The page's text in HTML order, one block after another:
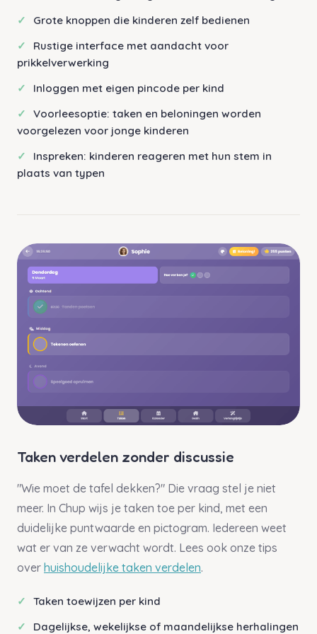
Grote knoppen die kinderen zelf bedienen
Rustige interface met aandacht voor
prikkelverwerking
Inloggen met eigen pincode per kind
Voorleesoptie: taken en beloningen worden
voorgelezen voor jonge kinderen
Inspreken: kinderen reageren met hun stem in
plaats van typen
Taken verdelen zonder discussie
"Wie moet de tafel dekken?" Die vraag stel je niet
meer. In Chup wijs je taken toe per kind, met een
duidelijke puntwaarde en pictogram. Iedereen weet
wat er van ze verwacht wordt. Lees ook onze tips
over huishoudelijke taken verdelen.
Taken toewijzen per kind
Dagelijkse, wekelijkse of maandelijkse herhalingen